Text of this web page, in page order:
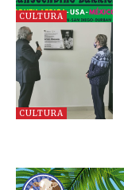
CULTURA
CULTURA